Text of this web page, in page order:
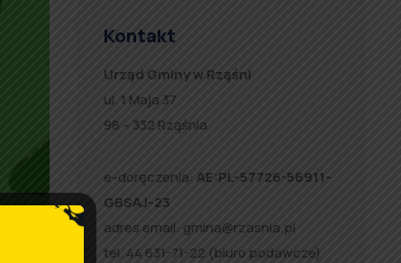
Kontakt
Urząd Gminy w Rząśni
ul. 1 Maja 37
98 – 332 Rząśnia
e-doręczenia: AE:PL-57726-56911-
GBSAJ-23
adres email: gmina@rzasnia.pl
tel. 44 631-71-22 (biuro podawcze)